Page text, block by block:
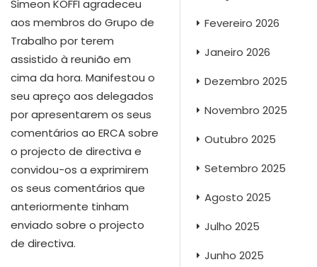
Simeon KOFFI agradeceu
aos membros do Grupo de
Trabalho por terem
assistido à reunião em
cima da hora. Manifestou o
seu apreço aos delegados
por apresentarem os seus
comentários ao ERCA sobre
o projecto de directiva e
convidou-os a exprimirem
os seus comentários que
anteriormente tinham
enviado sobre o projecto
de directiva.
Fevereiro 2026
Janeiro 2026
Dezembro 2025
Novembro 2025
Outubro 2025
Setembro 2025
Agosto 2025
Julho 2025
Junho 2025